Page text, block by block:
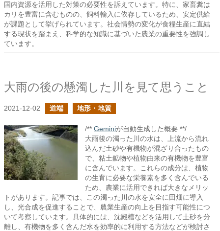
国内資源を活用した対策の必要性を訴えています。特に、家畜糞は
カリを豊富に含むものの、飼料輸入に依存しているため、安定供給
が課題として挙げられています。社会情勢の変化が食糧生産に直結
する現状を踏まえ、科学的な知識に基づいた農業の重要性を強調し
ています。
大雨の後の懸濁した川を見て思うこと
2021-12-02 道端 地形・地質
/** Geminiが自動生成した概要 **/
大雨後の濁った川の水は、上流から流れ
込んだ土砂や有機物が混ざり合ったもの
で、粘土鉱物や植物由来の有機物を豊富
に含んでいます。これらの成分は、植物
の生育に必要な栄養素を多く含んでいる
ため、農業に活用できれば大きなメリッ
トがあります。記事では、この濁った川の水を安全に田畑に導入
し、光合成を促進することで、農業生産の向上を目指す可能性につ
いて考察しています。具体的には、沈殿槽などを活用して土砂を分
離し、有機物を多く含んだ水を効率的に利用する方法などが検討さ